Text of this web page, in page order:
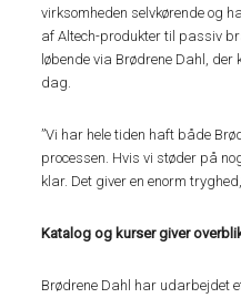
virksomheden selvkørende og
af Altech-produkter til passiv
løbende via Brødrene Dahl,
dag.
”Vi har hele tiden haft både
processen. Hvis vi støder på
klar. Det giver en enorm
Katalog og kurser giver
Brødrene Dahl har udarbejdet